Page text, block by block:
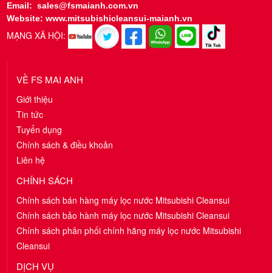
Email: sales@fsmaianh.com.vn
Website: www.mitsubishicleansui-maianh.vn
MẠNG XÃ HỘI:
VỀ FS MAI ANH
Giới thiệu
Tin tức
Tuyển dụng
Chính sách & điều khoản
Liên hệ
CHÍNH SÁCH
Chính sách bán hàng máy lọc nước Mitsubishi Cleansui
Chính sách bảo hành máy lọc nước Mitsubishi Cleansui
Chính sách phân phối chính hãng máy lọc nước Mitsubishi
Cleansui
DỊCH VỤ